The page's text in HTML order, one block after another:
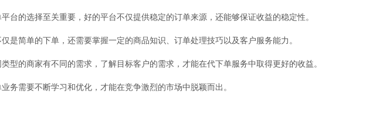
平台的选择至关重要，好的平台不仅提供稳定的订单来源，还能够保证收益的稳定性。
仅是简单的下单，还需要掌握一定的商品知识、订单处理技巧以及客户服务能力。
类型的商家有不同的需求，了解目标客户的需求，才能在代下单服务中取得更好的收益。
业务需要不断学习和优化，才能在竞争激烈的市场中脱颖而出。